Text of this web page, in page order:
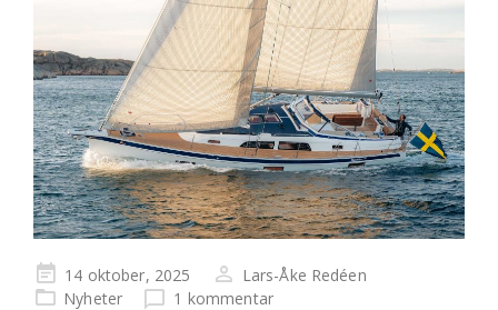
Publicerad
på
14 oktober, 2025
Lars-Åke Redéen
Nyheter
1 kommentar